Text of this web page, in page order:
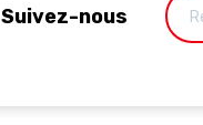
Suivez-nous